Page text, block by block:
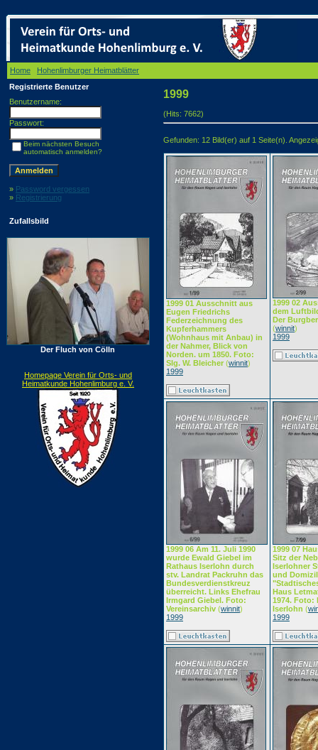
Home Hohenlimburger Heimatblätter
Registrierte Benutzer
Benutzername:
Passwort:
Beim nächsten Besuch
automatisch anmelden?
» Password vergessen
» Registrierung
Zufallsbild
Der Fluch von Cölln
Homepage Verein für Orts- und
Heimatkunde Hohenlimburg e. V.
1999
(Hits: 7662)
Gefunden: 12 Bild(er) auf 1 Seite(n).
1999 01 Ausschnitt aus
Eugen Friedrichs
Federzeichnung des
Kupferhammers
(Wohnhaus mit Anbau) in
der Nahmer, Blick von
Norden. um 1850. Foto:
Slg. W. Bleicher (winnit)
1999
1999 02
dem
Der
(winnit)
1999
1999 06 Am 11. Juli 1990
wurde Ewald Giebel im
Rathaus Iserlohn durch
stv. Landrat Packruhn das
Bundesverdienstkreuz
überreicht. Links Ehefrau
Irmgard Giebel. Foto:
Vereinsarchiv (winnit)
1999
1999 07
Sitz der
Iserlohner
und
Haus
1974. Foto:
Iserlohn (
1999